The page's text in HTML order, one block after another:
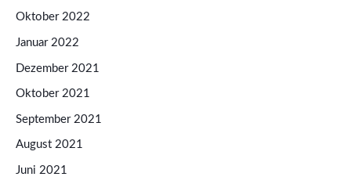
Oktober 2022
Januar 2022
Dezember 2021
Oktober 2021
September 2021
August 2021
Juni 2021